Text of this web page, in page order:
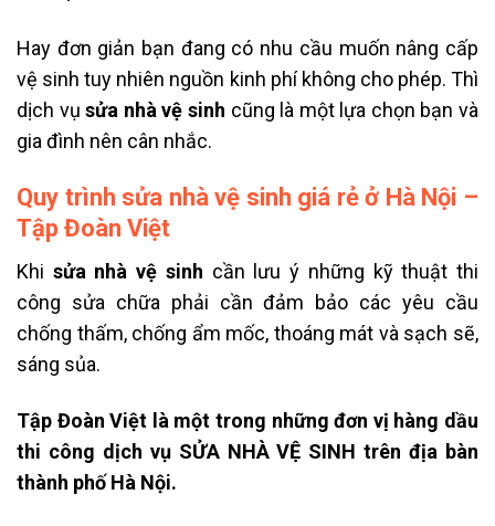
Hay đơn giản bạn đang có nhu cầu muốn nâng cấp
vệ sinh tuy nhiên nguồn kinh phí không cho phép. Thì
dịch vụsửa nhà vệ sinh cũng là một lựa chọn bạn và
gia đình nên cân nhắc.
Quy trình sửa nhà vệ sinh giá rẻ ở Hà Nội –
Tập Đoàn Việt
Khi sửa nhà vệ sinh cần lưu ý những kỹ thuật thi
công sửa chữa phải cần đảm bảo các yêu cầu
chống thấm, chống ẩm mốc, thoáng mát và sạch sẽ,
sáng sủa.
Tập Đoàn Việt là một trong những đơn vị hàng dầu
thi công dịch vụ SỬA NHÀ VỆ SINH trên địa bàn
thành phố Hà Nội.